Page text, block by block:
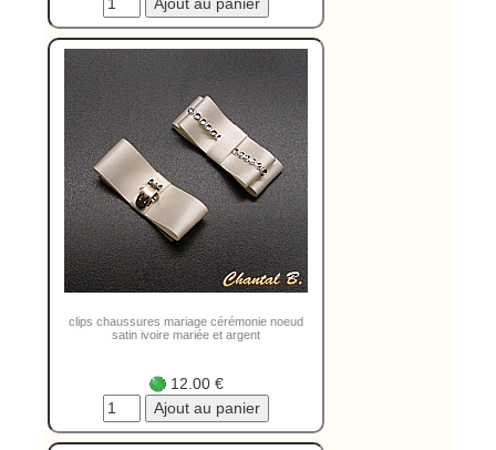
clips chaussures mariage cérémonie noeud
satin ivoire mariée et argent
12.00 €